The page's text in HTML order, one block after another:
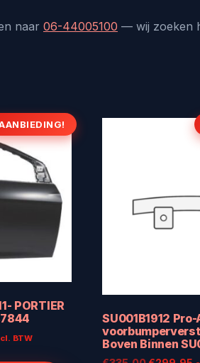
naar 06-44005100 — wij zoeken
PORTIER
BTW
SU001B1912
Boven Binnen